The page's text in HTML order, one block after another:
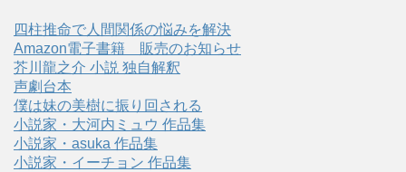
四柱推命で人間関係の悩みを解決
Amazon電子書籍 販売のお知らせ
芥川龍之介 小説 独自解釈
声劇台本
僕は妹の美樹に振り回される
小説家・大河内ミュウ 作品集
小説家・asuka 作品集
小説家・イーチョン 作品集